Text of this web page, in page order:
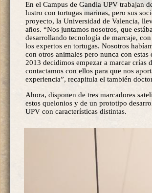
En el Campus de Gandia UPV trabajan
lustro con tortugas marinas, pero sus
proyecto, la Universidad de Valencia,
años. “Nos juntamos nosotros, que
desarrollando tecnología de marcaje,
los expertos en tortugas. Nosotros
con otros animales pero nunca con estas
2013 decidimos empezar a marcar crías
contactamos con ellos para que nos
experiencia”, recapitula el también
Ahora, disponen de tres marcadores
estos quelonios y de un prototipo
UPV con características distintas.